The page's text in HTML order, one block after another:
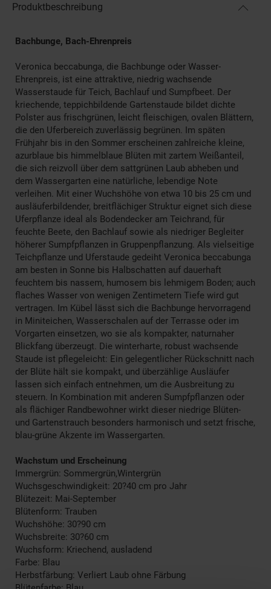
Produktbeschreibung
Bachbunge, Bach-Ehrenpreis
Veronica beccabunga, die Bachbunge oder Wasser-
Ehrenpreis, ist eine attraktive, niedrig wachsende
Wasserstaude für Teich, Bachlauf und Sumpfbeet. Der
kriechende, teppichbildende Gartenstaude bildet dichte
Polster aus frischgrünen, leicht fleischigen, ovalen Blättern,
die den Uferbereich zuverlässig begrünen. Im späten
Frühjahr bis in den Sommer erscheinen zahlreiche kleine,
azurblaue bis himmelblaue Blüten mit zartem Weißanteil,
die sich reizvoll über dem sattgrünen Laub abheben und
dem Wassergarten eine natürliche, lebendige Note
verleihen. Mit einer Wuchshöhe von etwa 10 bis 25 cm und
ausläuferbildender, breitflächiger Struktur eignet sich diese
Uferpflanze ideal als Bodendecker am Teichrand, für
feuchte Beete, den Bachlauf sowie als niedriger Begleiter
höherer Sumpfpflanzen in Gruppenpflanzung. Als vielseitige
Teichpflanze und Uferstaude gedeiht Veronica beccabunga
am besten in Sonne bis Halbschatten auf dauerhaft
feuchtem bis nassem, humosem bis lehmigem Boden; auch
flaches Wasser von wenigen Zentimetern Tiefe wird gut
vertragen. Im Kübel lässt sich die Bachbunge hervorragend
in Miniteichen, Wasserschalen auf der Terrasse oder im
Vorgarten einsetzen, wo sie als kompakter, naturnaher
Blickfang überzeugt. Die winterharte, robust wachsende
Staude ist pflegeleicht: Ein gelegentlicher Rückschnitt nach
der Blüte hält sie kompakt, und überzählige Ausläufer
lassen sich einfach entnehmen, um die Ausbreitung zu
steuern. In Kombination mit anderen Sumpfpflanzen oder
als flächiger Randbewohner wirkt dieser niedrige Blüten-
und Gartenstrauch besonders harmonisch und setzt frische,
blau-grüne Akzente im Wassergarten.
Wachstum und Erscheinung
Immergrün: Sommergrün,Wintergrün
Wuchsgeschwindigkeit: 20?40 cm pro Jahr
Blütezeit: Mai-September
Blütenform: Trauben
Wuchshöhe: 30?90 cm
Wuchsbreite: 30?60 cm
Wuchsform: Kriechend, ausladend
Farbe: Blau
Herbstfärbung: Verliert Laub ohne Färbung